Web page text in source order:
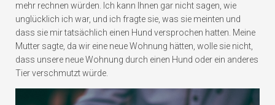
mehr rechnen würden. Ich kann Ihnen gar nicht sagen, wie
unglücklich ich war, und ich fragte sie, was sie meinten und
dass sie mir tatsächlich einen Hund versprochen hatten. Meine
Mutter sagte, da wir eine neue Wohnung hätten, wolle sie nicht,
dass unsere neue Wohnung durch einen Hund oder ein anderes
Tier verschmutzt würde.